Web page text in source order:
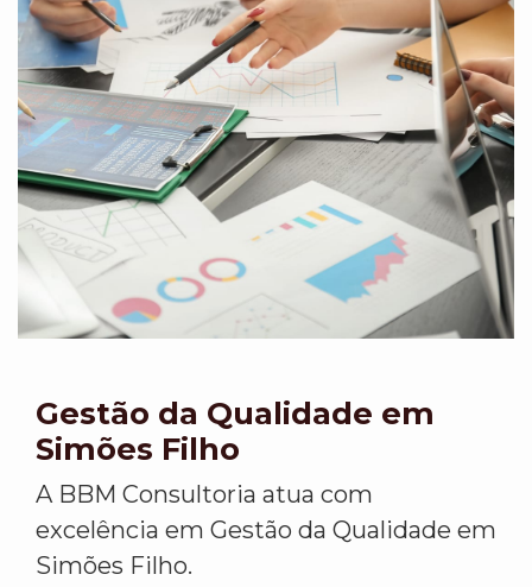
Gestão da Qualidade em
Simões Filho
A BBM Consultoria atua com
excelência em Gestão da Qualidade em
Simões Filho.